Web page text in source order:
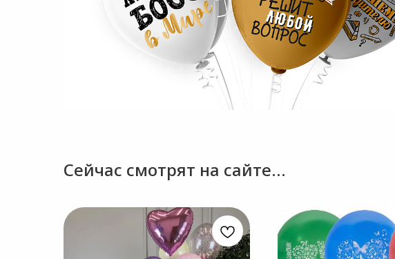
Сейчас смотрят на сайте...